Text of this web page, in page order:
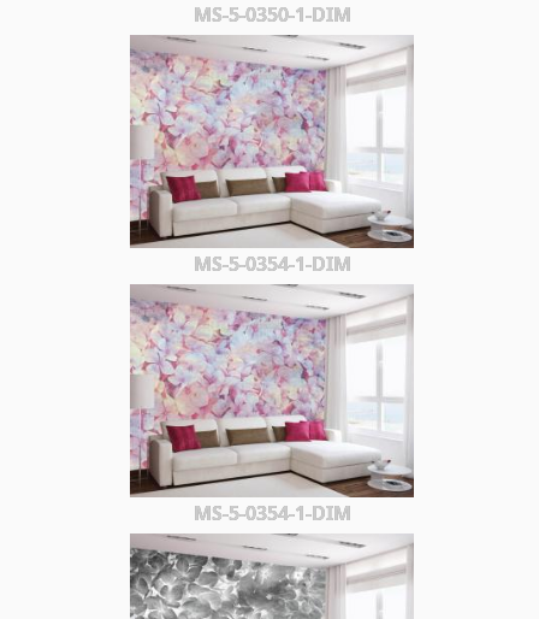
MS-5-0350-1-DIM
MS-5-0354-1-DIM
MS-5-0354-1-DIM